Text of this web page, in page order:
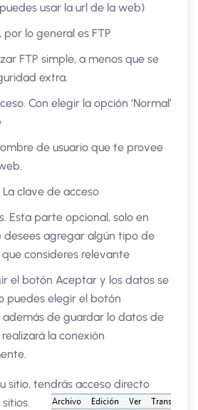
usar la url de la web)
por lo general es FTP
FTP simple, a menos que se
extra.
Con elegir la opción ‘Normal’
de usuario que te provee
clave de acceso
Esta parte opcional, solo en
desees agregar algún tipo de
consideres relevante
el botón Aceptar y los datos se
puedes elegir el botón
además de guardar lo datos de
la conexión
sitio, tendrás acceso directo